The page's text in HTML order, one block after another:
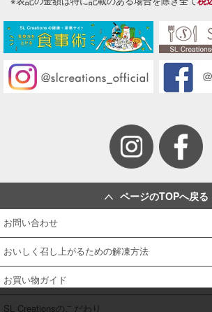
ページのTOPへ戻る
お問い合わせ
おいしく召し上がるための解凍方法
お買い物ガイド
SL Creationsのこだわり